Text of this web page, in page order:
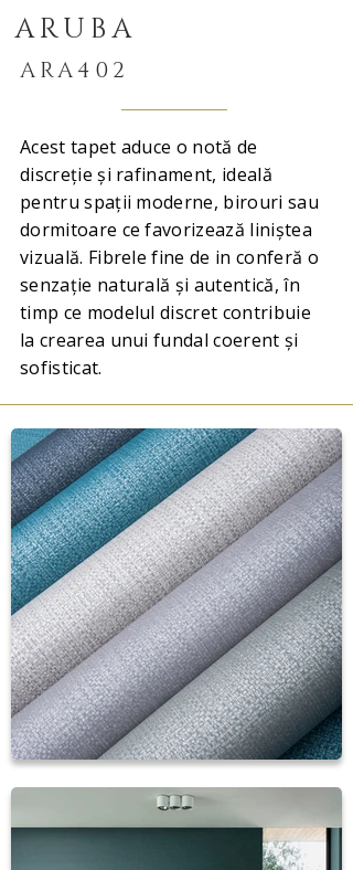
ARUBA
ARA402
Acest tapet aduce o notă de
discreție și rafinament, ideală
pentru spații moderne, birouri sau
dormitoare ce favorizează liniștea
vizuală. Fibrele fine de in conferă o
senzație naturală și autentică, în
timp ce modelul discret contribuie
la crearea unui fundal coerent și
sofisticat.